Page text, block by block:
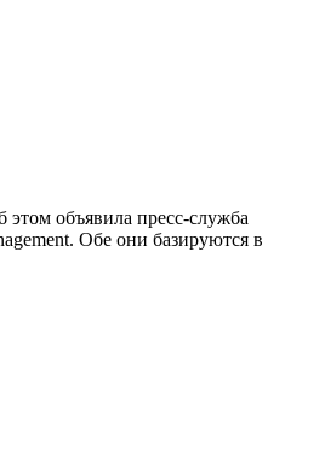
объявила пресс-служба
Обе они базируются в